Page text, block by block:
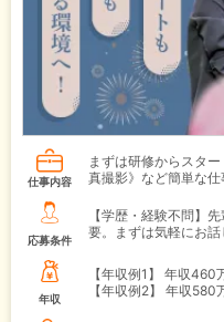
仕事内容
まずは研修からスタ
真撮影》など簡単な仕
応募条件
【学歴・経験不問】
要。まずは気軽にお話
年収
【年収例1】
年収460
【年収例2】
年収580